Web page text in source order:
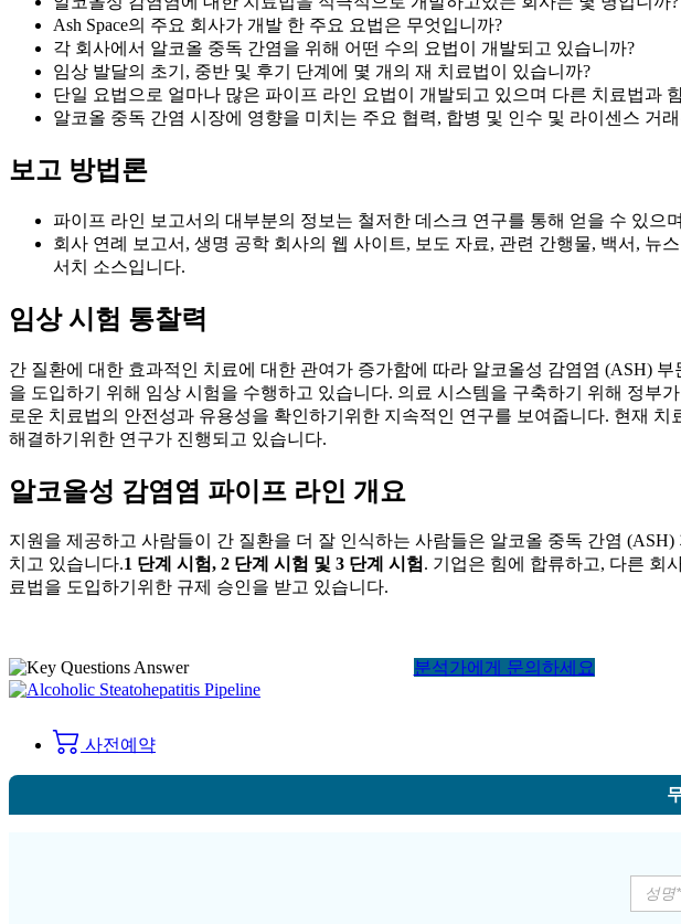
Ash Space의 주요 회사가 개발 한 주요 요법은 무엇입니까?
각 회사에서 알코올 중독 간염을 위해 어떤 수의 요법이 개발되고 있습니까?
임상 발달의 초기, 중반 및 후기 단계에 몇 개의 재 치료법이 있습니까?
단일 요법으로 얼마나 많은 파이프 라인 요법이 개발되고 있으며 다른 치료법과
알코올 중독 간염 시장에 영향을 미치는 주요 협력, 합병 및 인수 및 라이센스 거
보고 방법론
파이프 라인 보고서의 대부분의 정보는 철저한 데스크 연구를 통해 얻을 수 있
회사 연례 보고서, 생명 공학 회사의 웹 사이트, 보도 자료, 관련 간행물, 백서, 뉴
서치 소스입니다.
임상 시험 통찰력
간 질환에 대한 효과적인 치료에 대한 관여가 증가함에 따라 알코올성 감염염 (ASH)
을 도입하기 위해 임상 시험을 수행하고 있습니다. 의료 시스템을 구축하기 위해 정부
로운 치료법의 안전성과 유용성을 확인하기위한 지속적인 연구를 보여줍니다. 현재
해결하기위한 연구가 진행되고 있습니다.
알코올성 감염염 파이프 라인 개요
지원을 제공하고 사람들이 간 질환을 더 잘 인식하는 사람들은 알코올 중독 간염
치고 있습니다.1 단계 시험, 2 단계 시험 및 3 단계 시험 . 기업은 힘에 합류하고, 다른 회
료법을 도입하기위한 규제 승인을 받고 있습니다.
분석가에게 문의하세요
사전예약